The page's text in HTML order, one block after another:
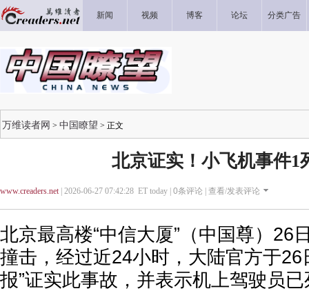
新闻 视频 博客 论坛 分类广告
万维读者网 > 中国瞭望 > 正文
北京证实！小飞机事件1
www.creaders.net| 2026-06-27 07:42:28 ET today | 0条评论 | 查看/发表评论
北京最高楼“中信大厦”（中国尊）26
撞击，经过近24小时，大陆官方于26
报”证实此事故，并表示机上驾驶员